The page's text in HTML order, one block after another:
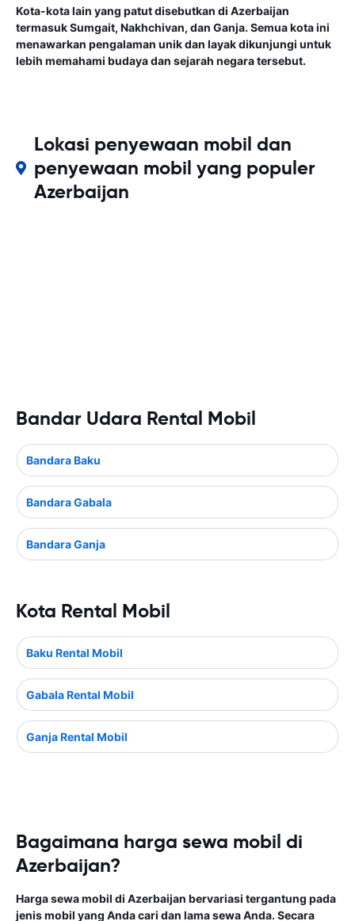
Kota-kota lain yang patut disebutkan di Azerbaijan
termasuk Sumgait, Nakhchivan, dan Ganja. Semua kota ini
menawarkan pengalaman unik dan layak dikunjungi untuk
lebih memahami budaya dan sejarah negara tersebut.
Lokasi penyewaan mobil dan
penyewaan mobil yang populer
Azerbaijan
Bandar Udara Rental Mobil
Bandara Baku
Bandara Gabala
Bandara Ganja
Kota Rental Mobil
Baku Rental Mobil
Gabala Rental Mobil
Ganja Rental Mobil
Bagaimana harga sewa mobil di
Azerbaijan?
Harga sewa mobil di Azerbaijan bervariasi tergantung pada
jenis mobil yang Anda cari dan lama sewa Anda. Secara